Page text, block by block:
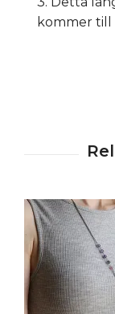
kommer till